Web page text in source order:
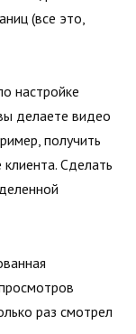
(все это,
настройке
делаете видео
получить
Сделать
раз смотрел